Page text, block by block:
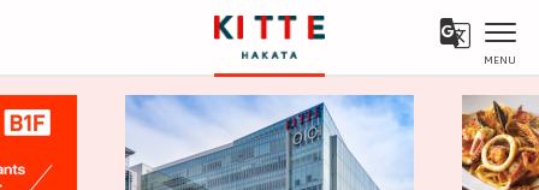
営業時間
レストラン＆カフェ
グルメガイドTOP
取り扱いショップ一覧
シネマガイドTOP
キッズガイドTOP